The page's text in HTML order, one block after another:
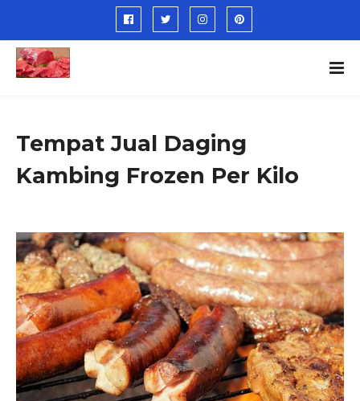
Tempat Jual Daging
Kambing Frozen Per Kilo